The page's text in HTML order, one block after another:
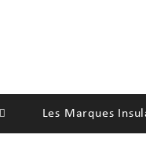
Les Marques